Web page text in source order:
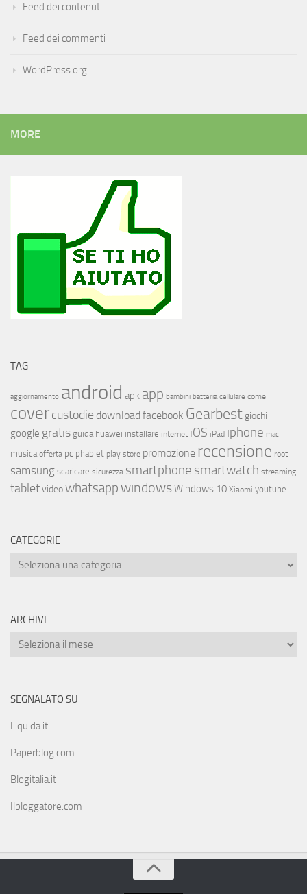
Feed dei contenuti
Feed dei commenti
WordPress.org
MORE
TAG
aggiornamento android apk app bambini batteria cellulare come
covercustodie download facebook Gearbest giochi
google gratis guida huawei installare internet iOS iPad iphone mac
musica offerta pc phablet play store promozione recensione root
samsungscaricare sicurezza smartphone smartwatch streaming
tabletvideowhatsappwindowsWindows 10 Xiaomi youtube
CATEGORIE
ARCHIVI
SEGNALATO SU
Liquida.it
Paperblog.com
Blogitalia.it
Ilbloggatore.com